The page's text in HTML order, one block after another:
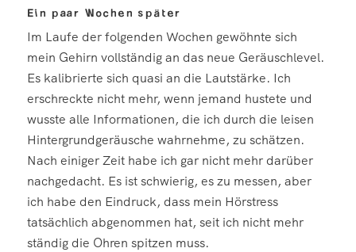
Ein paar Wochen später
Im Laufe der folgenden Wochen gewöhnte sich
mein Gehirn vollständig an das neue Geräuschlevel.
Es kalibrierte sich quasi an die Lautstärke. Ich
erschreckte nicht mehr, wenn jemand hustete und
wusste alle Informationen, die ich durch die leisen
Hintergrundgeräusche wahrnehme, zu schätzen.
Nach einiger Zeit habe ich gar nicht mehr darüber
nachgedacht. Es ist schwierig, es zu messen, aber
ich habe den Eindruck, dass mein Hörstress
tatsächlich abgenommen hat, seit ich nicht mehr
ständig die Ohren spitzen muss.